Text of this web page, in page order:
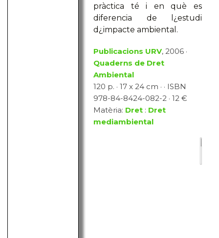
pràctica té i en què es
diferencia de l¿estudi
d¿impacte ambiental.
Publicacions URV, 2006 ·
Quaderns de Dret
Ambiental
120 p. · 17 x 24 cm · · ISBN
978-84-8424-082-2 · 12 €
Matèria: Dret : Dret
mediambiental